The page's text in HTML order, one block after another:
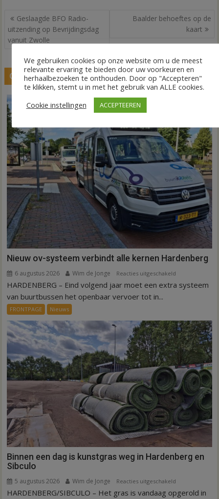
Bericht
navigatie
Geslaagde BFO Radio-
uitzending op Bevrijdingsdag
vanuit Zwolle
Baalder behoeftes op de
kaart
GERELATEERDE BERICHTEN
Nieuw ov-systeem verbindt alle kernen Hardenberg
6 augustus 2026 Wim de Jonge Reacties uitgeschakeld
Nieuw
alle
kernen
Hardenberg
HARDENBERG – Eind volgend jaar moet een extra systeem
van buurtbussen het openbaar vervoer tot in...
FRONTPAGE Nieuws
Binnen een dag is kunstgras weg in Hardenberg en
Sibculo
5 augustus 2026 Wim de Jonge Reacties uitgeschakeld
Binnen
HARDENBERG/SIBCULO – Het gras is vandaag opgerold in
We gebruiken cookies op onze website om u de meest
relevante ervaring te bieden door uw voorkeuren en
herhaalbezoeken te onthouden. Door op "Accepteren"
te klikken, stemt u in met het gebruik van ALLE cookies.
Cookie instellingen
ACCEPTEEREN